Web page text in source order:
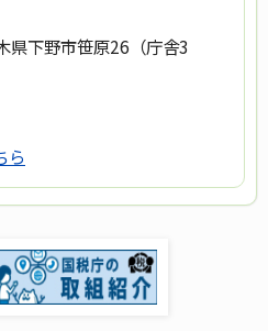
県下野市笹原26（庁舎3
ら